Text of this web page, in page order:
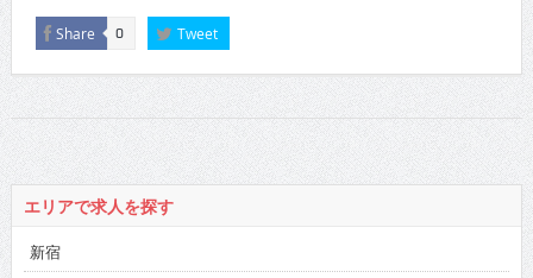
Share 0 Tweet
エリアで求人を探す
新宿